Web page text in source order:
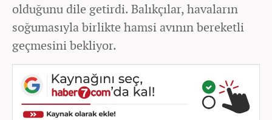
olduğunu dile getirdi. Balıkçılar, havaların
soğumasıyla birlikte hamsi avının bereketli
geçmesini bekliyor.